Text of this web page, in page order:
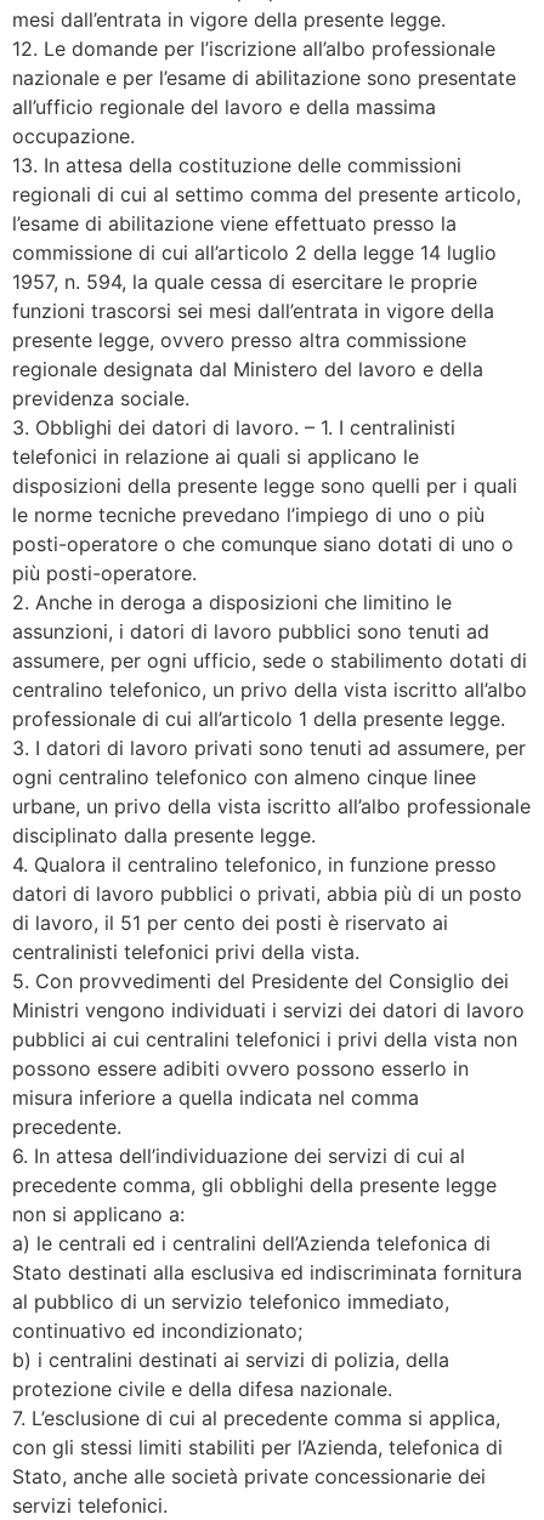
mesi dall’entrata in vigore della presente legge.
12. Le domande per l’iscrizione all’albo professionale
nazionale e per l’esame di abilitazione sono presentate
all’ufficio regionale del lavoro e della massima
occupazione.
13. In attesa della costituzione delle commissioni
regionali di cui al settimo comma del presente articolo,
l’esame di abilitazione viene effettuato presso la
commissione di cui all’articolo 2 della legge 14 luglio
1957, n. 594, la quale cessa di esercitare le proprie
funzioni trascorsi sei mesi dall’entrata in vigore della
presente legge, ovvero presso altra commissione
regionale designata dal Ministero del lavoro e della
previdenza sociale.
3. Obblighi dei datori di lavoro. – 1. I centralinisti
telefonici in relazione ai quali si applicano le
disposizioni della presente legge sono quelli per i quali
le norme tecniche prevedano l’impiego di uno o più
posti-operatore o che comunque siano dotati di uno o
più posti-operatore.
2. Anche in deroga a disposizioni che limitino le
assunzioni, i datori di lavoro pubblici sono tenuti ad
assumere, per ogni ufficio, sede o stabilimento dotati di
centralino telefonico, un privo della vista iscritto all’albo
professionale di cui all’articolo 1 della presente legge.
3. I datori di lavoro privati sono tenuti ad assumere, per
ogni centralino telefonico con almeno cinque linee
urbane, un privo della vista iscritto all’albo professionale
disciplinato dalla presente legge.
4. Qualora il centralino telefonico, in funzione presso
datori di lavoro pubblici o privati, abbia più di un posto
di lavoro, il 51 per cento dei posti è riservato ai
centralinisti telefonici privi della vista.
5. Con provvedimenti del Presidente del Consiglio dei
Ministri vengono individuati i servizi dei datori di lavoro
pubblici ai cui centralini telefonici i privi della vista non
possono essere adibiti ovvero possono esserlo in
misura inferiore a quella indicata nel comma
precedente.
6. In attesa dell’individuazione dei servizi di cui al
precedente comma, gli obblighi della presente legge
non si applicano a:
a) le centrali ed i centralini dell’Azienda telefonica di
Stato destinati alla esclusiva ed indiscriminata fornitura
al pubblico di un servizio telefonico immediato,
continuativo ed incondizionato;
b) i centralini destinati ai servizi di polizia, della
protezione civile e della difesa nazionale.
7. L’esclusione di cui al precedente comma si applica,
con gli stessi limiti stabiliti per l’Azienda, telefonica di
Stato, anche alle società private concessionarie dei
servizi telefonici.